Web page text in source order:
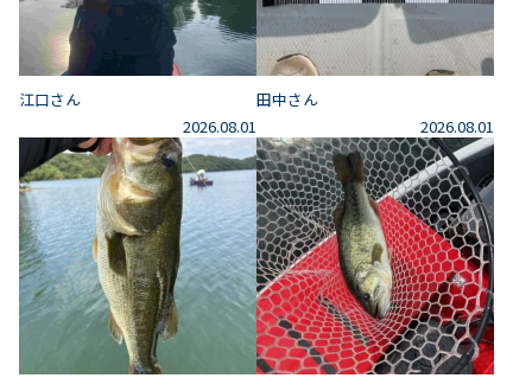
江口さん
2026.08.01
田中さん
2026.08.01